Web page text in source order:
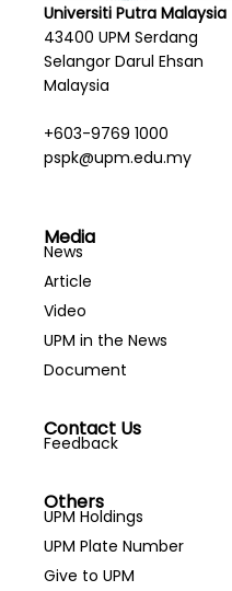
Universiti Putra Malaysia
43400 UPM Serdang
Selangor Darul Ehsan
Malaysia
+603-9769 1000
pspk@upm.edu.my
Media
News
Article
Video
UPM in the News
Document
Contact Us
Feedback
Others
UPM Holdings
UPM Plate Number
Give to UPM